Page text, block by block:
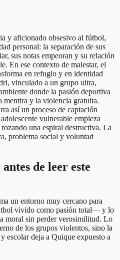
y aficionado obsesivo al fútbol,
personal: la separación de sus
sus notas empeoran y su relación
En ese contexto de malestar, el
en refugio y en identidad
vinculado a un grupo ultra,
donde la pasión deportiva
mentira y la violencia gratuita.
así un proceso de captación
vulnerable empieza
una espiral destructiva. La
problema social y voluntad
de leer este
un entorno muy cercano para
vivido como pasión total— y lo
moral sin perder verosimilitud. Lo
de los grupos violentos, sino la
escolar deja a Quique expuesto a